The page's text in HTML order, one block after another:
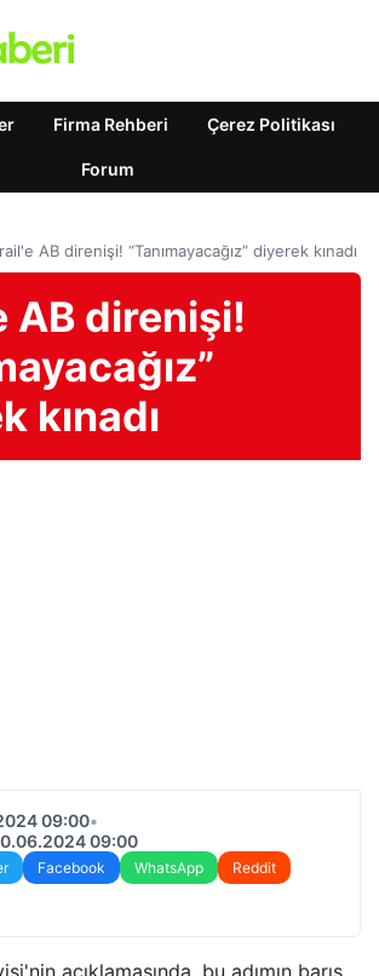
Firma Rehberi Çerez Politikası
Forum
AB direnişi! “Tanımayacağız” diyerek kınadı
AB direnişi!
kınadı
09:00•
09:00
Facebook WhatsApp
Reddit
açıklamasında, bu adımın barış